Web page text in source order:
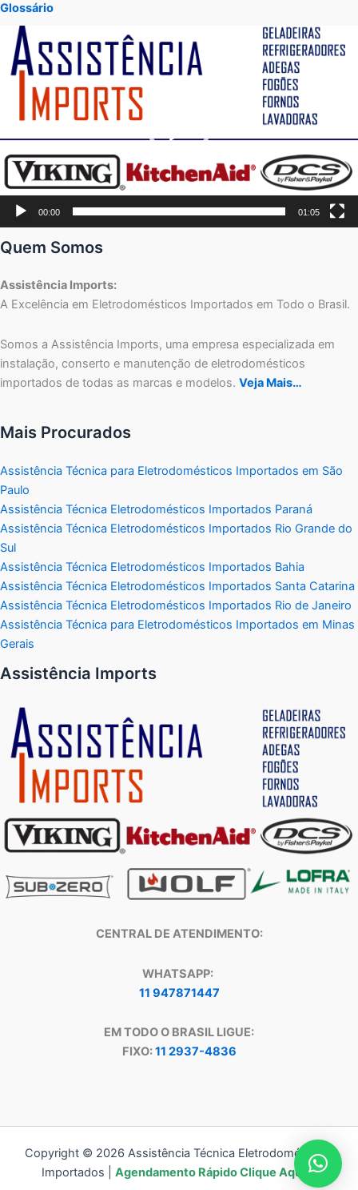
Glossário
Tocador
vídeo
00:00 01:05
Quem Somos
Assistência Imports:
A Excelência em Eletrodomésticos Importados em Todo o Brasil.
Somos a Assistência Imports, uma empresa especializada em
instalação, conserto e manutenção de eletrodomésticos
importados de todas as marcas e modelos. Veja Mais…
Mais Procurados
Assistência Técnica para Eletrodomésticos Importados em São
Paulo
Assistência Técnica Eletrodomésticos Importados Paraná
Assistência Técnica Eletrodomésticos Importados Rio Grande do
Sul
Assistência Técnica Eletrodomésticos Importados Bahia
Assistência Técnica Eletrodomésticos Importados Santa Catarina
Assistência Técnica Eletrodomésticos Importados Rio de Janeiro
Assistência Técnica para Eletrodomésticos Importados em Minas
Gerais
Assistência Imports
CENTRAL DE ATENDIMENTO:
WHATSAPP:
11 947871447
EM TODO O BRASIL LIGUE:
FIXO:11 2937-4836
Copyright © 2026 Assistência Técnica Eletrodomésticos
Importados | Agendamento Rápido Clique Aqui!!!